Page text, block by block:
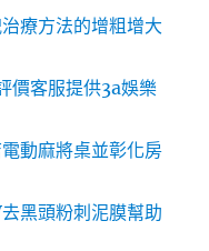
療方法的增粗增大
價客服提供3a娛樂
動麻將桌並彰化房
黑頭粉刺泥膜幫助